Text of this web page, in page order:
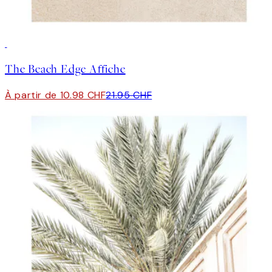
The Beach Edge Affiche
À partir de 10.98 CHF21.95 CHF